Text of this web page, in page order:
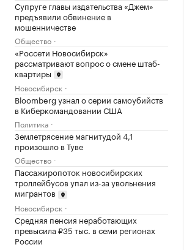
Супруге главы издательства «Джем»
предъявили обвинение в
мошенничестве
Общество
«Россети Новосибирск»
рассматривают вопрос о смене штаб-
квартиры
Новосибирск
Bloomberg узнал о серии самоубийств
в Киберкомандовании США
Политика
Землетрясение магнитудой 4,1
произошло в Туве
Общество
Пассажиропоток новосибирских
троллейбусов упал из-за увольнения
мигрантов
Новосибирск
Средняя пенсия неработающих
превысила ₽35 тыс. в семи регионах
России